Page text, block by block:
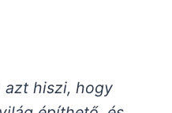
azt hiszi, hogy